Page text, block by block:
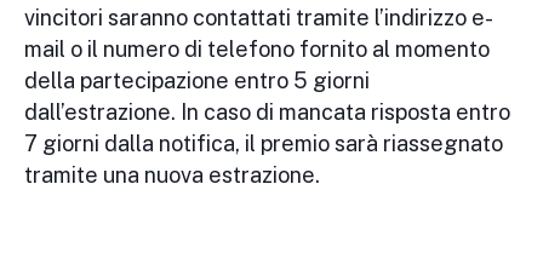
vincitori saranno contattati tramite l’indirizzo e-
mail o il numero di telefono fornito al momento
della partecipazione entro 5 giorni
dall’estrazione. In caso di mancata risposta entro
7 giorni dalla notifica, il premio sarà riassegnato
tramite una nuova estrazione.